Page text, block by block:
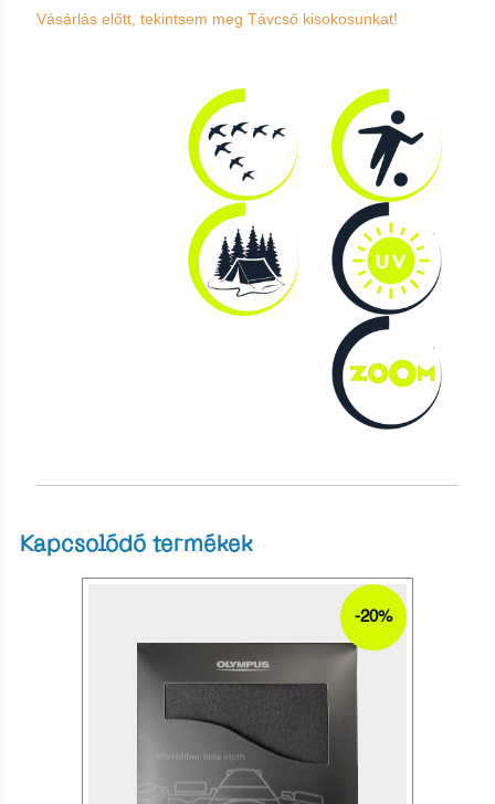
Vásárlás előtt, tekintsem meg Távcső kisokosunkat!
Kapcsolódó termékek
-20%